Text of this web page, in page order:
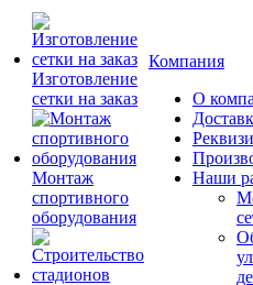
Изготовление
сетки на заказ
Монтаж
спортивного
оборудования
Компания
О
Наши